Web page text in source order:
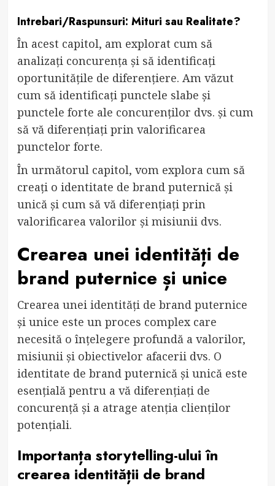
Intrebari/Raspunsuri: Mituri sau Realitate?
În acest capitol, am explorat cum să
analizați concurența și să identificați
oportunitățile de diferențiere. Am văzut
cum să identificați punctele slabe și
punctele forte ale concurenților dvs. și cum
să vă diferențiați prin valorificarea
punctelor forte.
În următorul capitol, vom explora cum să
creați o identitate de brand puternică și
unică și cum să vă diferențiați prin
valorificarea valorilor și misiunii dvs.
Crearea unei identități de
brand puternice și unice
Crearea unei identități de brand puternice
și unice este un proces complex care
necesită o înțelegere profundă a valorilor,
misiunii și obiectivelor afacerii dvs. O
identitate de brand puternică și unică este
esențială pentru a vă diferențiați de
concurență și a atrage atenția clienților
potențiali.
Importanța storytelling-ului în
crearea identității de brand